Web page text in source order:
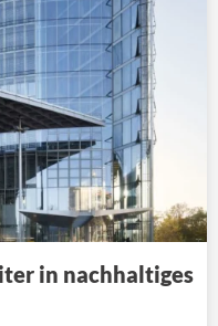
in nachhaltiges